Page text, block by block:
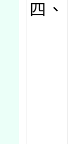
四、